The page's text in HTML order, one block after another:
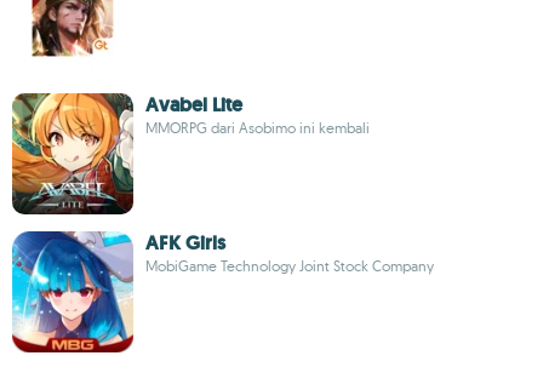
Avabel Lite
MMORPG dari Asobimo ini kembali
AFK Girls
MobiGame Technology Joint Stock Company